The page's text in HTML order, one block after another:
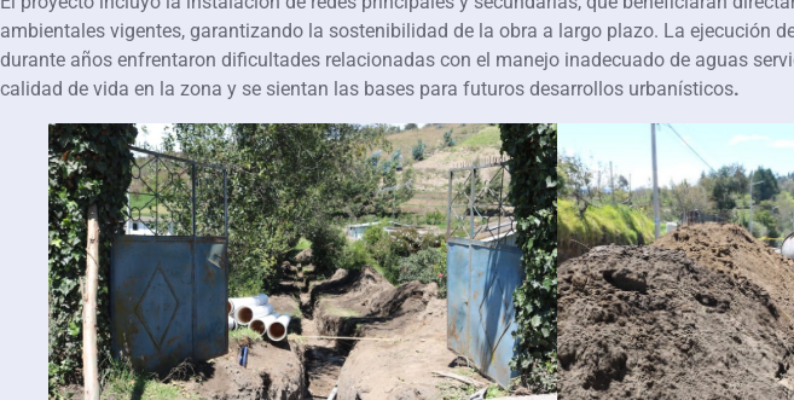
ambientales vigentes, garantizando la sostenibilidad de la obra a largo plazo. La ejecución
durante años enfrentaron dificultades relacionadas con el manejo inadecuado de aguas
calidad de vida en la zona y se sientan las bases para futuros desarrollos urbanísticos.